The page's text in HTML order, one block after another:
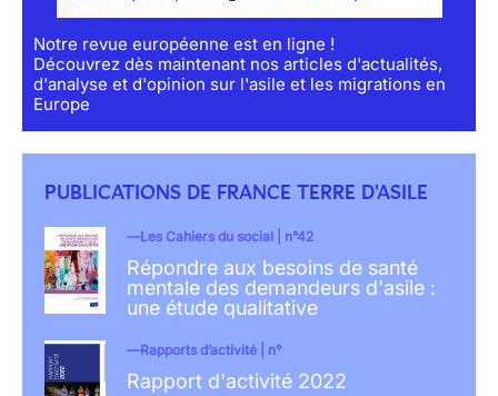
Notre revue européenne est en ligne !
Découvrez dès maintenant nos articles d'actualités,
d'analyse et d'opinion sur l'asile et les migrations en
Europe
PUBLICATIONS DE FRANCE TERRE D'ASILE
Les Cahiers du social | n°42
Répondre aux besoins de santé
mentale des demandeurs d'asile :
une étude qualitative
Rapports d’activité | n°
Rapport d'activité 2022